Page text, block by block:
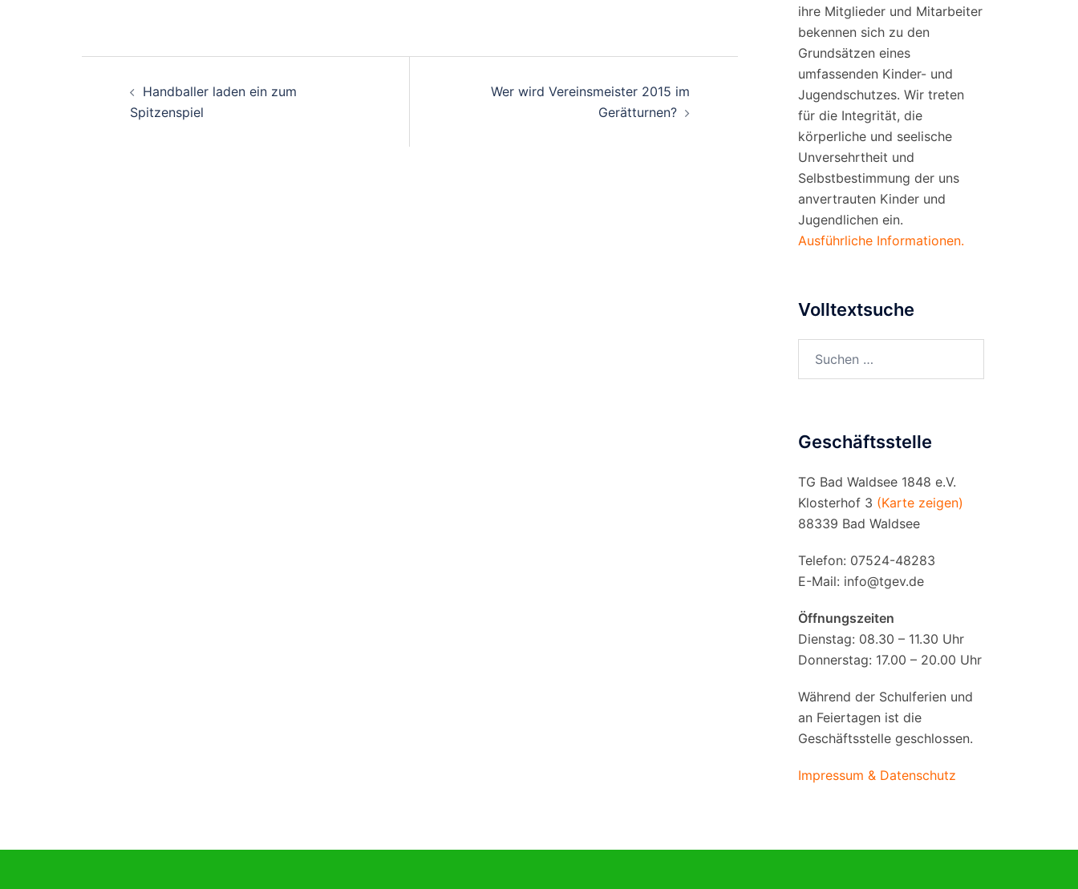
Handballer laden ein zum
Spitzenspiel
Wer wird Vereinsmeister 2015 im
Gerätturnen?
ihre Mitglieder und Mitarbeiter
bekennen sich zu den
Grundsätzen eines
umfassenden Kinder- und
Jugendschutzes. Wir treten
für die Integrität, die
körperliche und seelische
Unversehrtheit und
Selbstbestimmung der uns
anvertrauten Kinder und
Jugendlichen ein.
Ausführliche Informationen.
Volltextsuche
Geschäftsstelle
TG Bad Waldsee 1848 e.V.
Klosterhof 3 (Karte zeigen)
88339 Bad Waldsee
Telefon: 07524-48283
E-Mail: info@tgev.de
Öffnungszeiten
Dienstag: 08.30 – 11.30 Uhr
Donnerstag: 17.00 – 20.00 Uhr
Während der Schulferien und
an Feiertagen ist die
Geschäftsstelle geschlossen.
Impressum & Datenschutz